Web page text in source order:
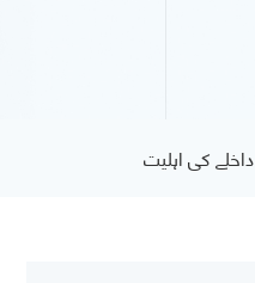
داخلے کی اہلیت